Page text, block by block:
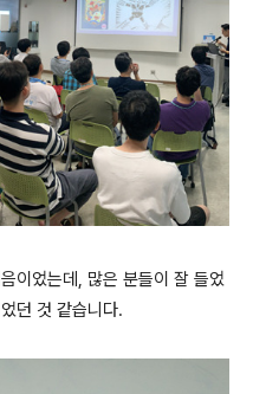
이었는데, 많은 분들이 잘 들었
던 것 같습니다.